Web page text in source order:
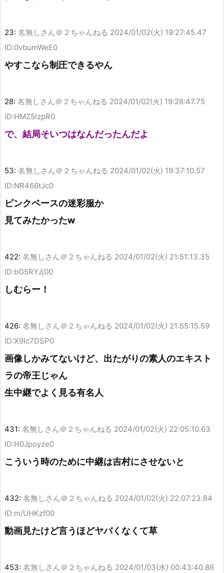
23: 名無しさん＠２ちゃんねる 2024/01/02(火) 19:27:45.47
ID:0vbumWeE0
やすこなら制圧できるやん
28: 名無しさん＠２ちゃんねる 2024/01/02(火) 19:28:47.75
ID:HMZ5lzpR0
で、結局そいつはなんだったんだよ
53: 名無しさん＠２ちゃんねる 2024/01/02(火) 19:37:10.57
ID:NR466tJc0
ピンクベースの迷彩服か
見てみたかったw
422: 名無しさん＠２ちゃんねる 2024/01/02(火) 21:51:13.35
ID:bG5RYJj00
しむらー！
426: 名無しさん＠２ちゃんねる 2024/01/02(火) 21:55:15.59
ID:X9Ic7DSP0
画像しかみてないけど、出たがりの素人のエキスト
ラの帝王じゃん
生中継でよく見る有名人
431: 名無しさん＠２ちゃんねる 2024/01/02(火) 22:05:10.63
ID:H0Jpoyze0
こういう時のために中継は吉村にさせないと
432: 名無しさん＠２ちゃんねる 2024/01/02(火) 22:07:23.84
ID:m/UHKzf00
動画見たけど言うほどヤバくなくて草
453: 名無しさん＠２ちゃんねる 2024/01/03(水) 00:43:40.86